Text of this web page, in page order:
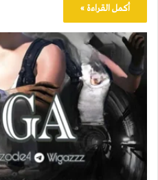
أكمل القراءة »